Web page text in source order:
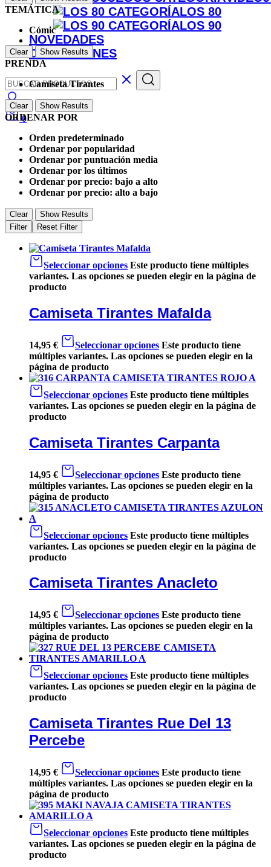
LOS 80
LOS 90
NOVEDADES
COLECCIONES
0
TEMÁTICA
Cómic
Clear Show Results
PRENDA
Camiseta Tirantes
Clear Show Results
ORDENAR POR
Orden predeterminado
Ordenar por popularidad
Ordenar por puntuación media
Ordenar por los últimos
Ordenar por precio: bajo a alto
Ordenar por precio: alto a bajo
Clear
Show Results
Filter
Reset Filter
Seleccionar opciones Este producto tiene múltiples
variantes. Las opciones se pueden elegir en la página de
producto
Camiseta Tirantes Mafalda
14,95 € Seleccionar opciones Este producto tiene
múltiples variantes. Las opciones se pueden elegir en la
página de producto
Seleccionar opciones Este producto tiene múltiples
variantes. Las opciones se pueden elegir en la página de
producto
Camiseta Tirantes Carpanta
14,95 € Seleccionar opciones Este producto tiene
múltiples variantes. Las opciones se pueden elegir en la
página de producto
Seleccionar opciones Este producto tiene múltiples
variantes. Las opciones se pueden elegir en la página de
producto
Camiseta Tirantes Anacleto
14,95 € Seleccionar opciones Este producto tiene
múltiples variantes. Las opciones se pueden elegir en la
página de producto
Seleccionar opciones Este producto tiene múltiples
variantes. Las opciones se pueden elegir en la página de
producto
Camiseta Tirantes Rue Del 13
Percebe
14,95 € Seleccionar opciones Este producto tiene
múltiples variantes. Las opciones se pueden elegir en la
página de producto
Seleccionar opciones Este producto tiene múltiples
variantes. Las opciones se pueden elegir en la página de
producto